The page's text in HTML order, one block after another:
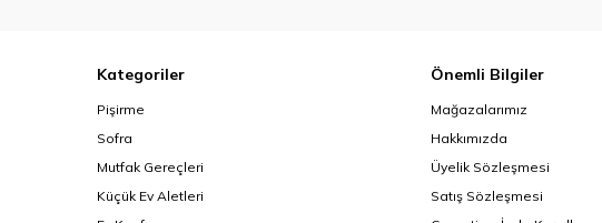
Kategoriler
Pişirme
Sofra
Mutfak Gereçleri
Küçük Ev Aletleri
Önemli Bilgiler
Mağazalarımız
Hakkımızda
Üyelik Sözleşmesi
Satış Sözleşmesi